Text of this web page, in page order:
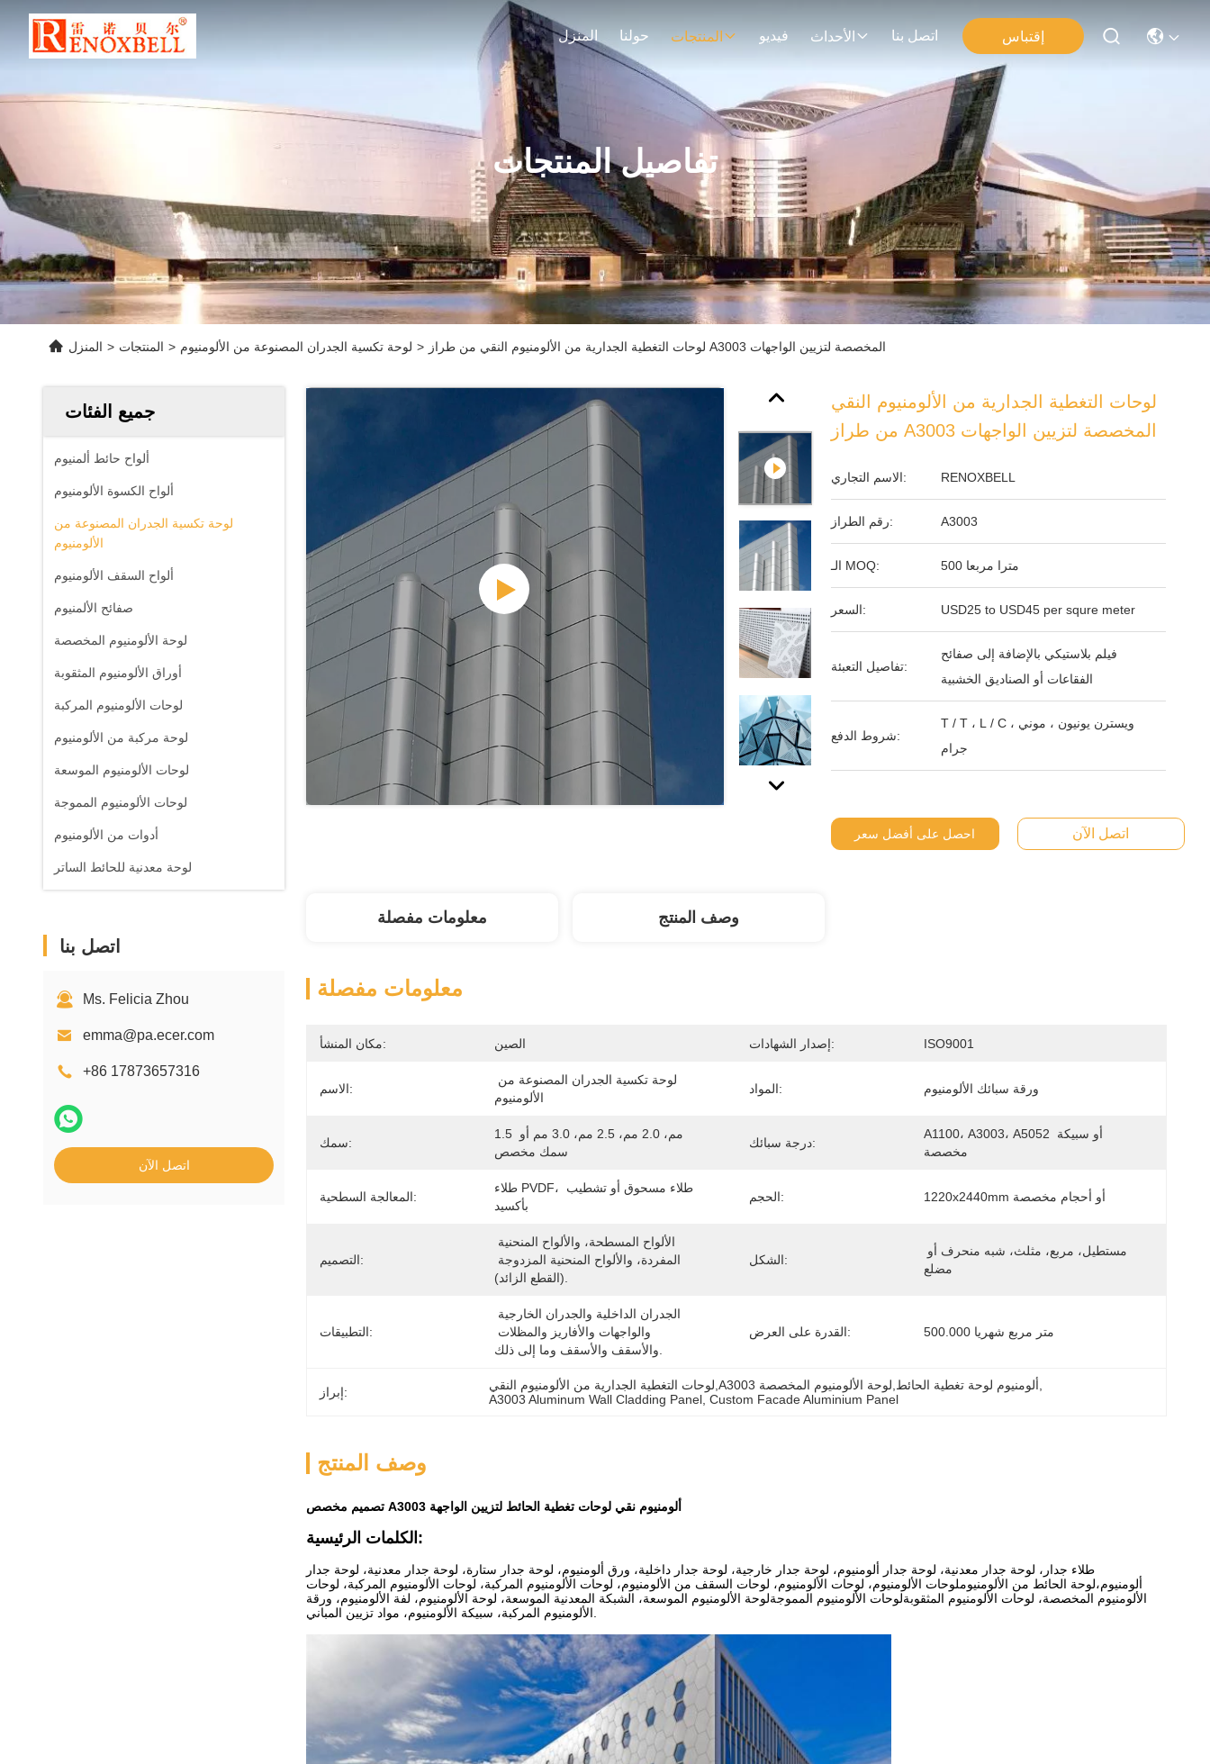
المنزل حولنا المنتجات فيديو الأحداث اتصل بنا إقتباس
تفاصيل المنتجات
المنزل > المنتجات > لوحة تكسية الجدران المصنوعة من الألومنيوم > لوحات التغطية الجدارية من الألومنيوم النقي من طراز A3003 المخصصة لتزيين الواجهات
جميع الفئات
ألواح حائط ألمنيوم
ألواح الكسوة الألومنيوم
لوحة تكسية الجدران المصنوعة من
الألومنيوم
ألواح السقف الألومنيوم
صفائح الألمنيوم
لوحة الألومنيوم المخصصة
أوراق الألومنيوم المثقوبة
لوحات الألومنيوم المركبة
لوحة مركبة من الألومنيوم
لوحات الألومنيوم الموسعة
لوحات الألومنيوم المموجة
أدوات من الألومنيوم
لوحة معدنية للحائط الساتر
اتصل بنا
Ms. Felicia Zhou
emma@pa.ecer.com
+86 17873657316
اتصل الآن
لوحات التغطية الجدارية من الألومنيوم النقي
من طراز A3003 المخصصة لتزيين الواجهات
الاسم التجاري: RENOXBELL
رقم الطراز: A3003
الـ MOQ: 500 مترا مربعا
السعر: USD25 to USD45 per squre meter
تفاصيل التعبئة:
فيلم بلاستيكي بالإضافة إلى صفائح
الفقاعات أو الصناديق الخشبية
شروط الدفع:
T / T ، L / C ، ويسترن يونيون ، موني
جرام
احصل على أفضل سعر اتصل الآن
معلومات مفصلة وصف المنتج
معلومات مفصلة
مكان المنشأ: الصين إصدار الشهادات: ISO9001
الاسم:
الألومنيوم
المواد: ورقة سبائك الألومنيوم
سمك:
1.5 مم، 2.0 مم، 2.5 مم، 3.0 مم أو
سمك مخصص
درجة سبائك:
A1100، A3003، A5052 أو سبيكة
مخصصة
المعالجة السطحية:
طلاء PVDF، طلاء مسحوق أو تشطيب
بأكسيد
الحجم: 1220x2440mm أو أحجام مخصصة
التصميم: الشكل:
مضلع
التطبيقات: القدرة على العرض: 500.000 متر مربع شهريا
إبراز: لوحات التغطية الجدارية من الألومنيوم النقي,A3003 ألومنيوم لوحة تغطية الحائط,لوحة الألومنيوم المخصصة
A3003 Aluminum Wall Cladding Panel , Custom Facade Aluminium Panel
وصف المنتج
تصميم مخصص A3003 ألومنيوم نقي لوحات تغطية الحائط لتزيين الواجهة
الكلمات الرئيسية:
طلاء جدار، لوحة جدار معدنية، لوحة جدار ألومنيوم، لوحة جدار خارجية، لوحة جدار داخلية، ورق ألومنيوم، لوحة جدار ستارة، لوحة جدار معدنية، لوحة جدار
ألومنيوم،لوحة الحائط من الألومنيوملوحات الألومنيوم، لوحات الألومنيوم، لوحات السقف من الألومنيوم، لوحات الألومنيوم المركبة، لوحات الألومنيوم المركبة، لوحات
الألومنيوم المخصصة، لوحات الألومنيوم المثقوبةلوحات الألومنيوم المموجةلوحة الألومنيوم الموسعة، الشبكة المعدنية الموسعة، لوحة الألومنيوم، لفة الألومنيوم، ورقة